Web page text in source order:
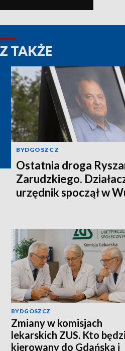
TAKŻE
BYDGOSZCZ
Ostatnia droga
Zarudzkiego.
urzędnik spoczął w
BYDGOSZCZ
Zmiany w komisjach
lekarskich ZUS. Kto
kierowany do Gdańska i